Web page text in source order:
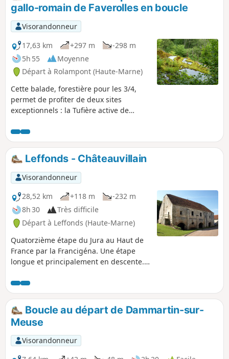
gallo-romain de Faverolles en boucle
Visorandonneur
17,63 km
+297 m
-298 m
5h 55
Moyenne
Départ à Rolampont (Haute-Marne)
Cette balade, forestière pour les 3/4,
permet de profiter de deux sites
exceptionnels : la Tufière active de
gallo-romain du Mausolée de Faverolles.
Leffonds - Châteauvillain
Visorandonneur
28,52 km
+118 m
-232 m
8h 30
Très difficile
Départ à Leffonds (Haute-Marne)
Quatorzième étape du Jura au Haut de
France par la Francigéna. Une étape
longue et principalement en descente.
avant d'arriver à Châteauvillain, lovée
dans une boucle de l’Aujon.
Châteauvillain est une ville médiévale
qui mérite son label de Petite Cité de
Caractère. Son centre historique, bien
défendu derrière ses remparts, s’ouvre
sur le Parc National de Forêts.
Boucle au départ de Dammartin-sur-
Meuse
Visorandonneur